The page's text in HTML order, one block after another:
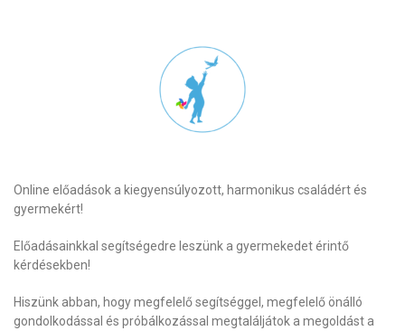
Online előadások a kiegyensúlyozott, harmonikus családért és
gyermekért!
Előadásainkkal segítségedre leszünk a gyermekedet érintő
kérdésekben!
Hiszünk abban, hogy megfelelő segítséggel, megfelelő önálló
gondolkodással és próbálkozással megtaláljátok a megoldást a